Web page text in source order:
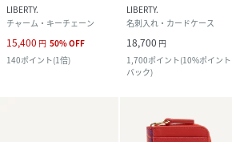
LIBERTY.
チャーム・キーチェーン
15,400 円 50%OFF
140ポイント(1倍)
LIBERTY.
名刺入れ・カードケース
18,700 円
1,700ポイント(10%ポイント
バック)